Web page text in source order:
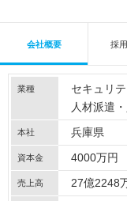
会社概要 採
業種 セキュリテ
人材派遣
本社 兵庫県
資本金 4000万円
売上高 27億2248